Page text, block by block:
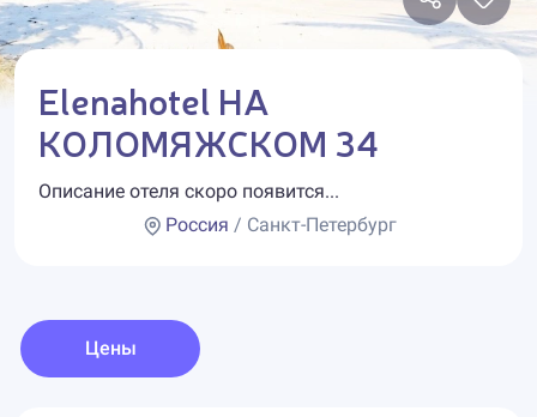
Elenahotel НА
КОЛОМЯЖСКОМ 34
Описание отеля скоро появится...
Россия / Санкт-Петербург
Цены